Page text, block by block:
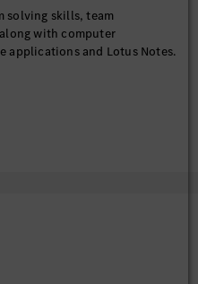
solving skills, team
with computer
applications and Lotus Notes.